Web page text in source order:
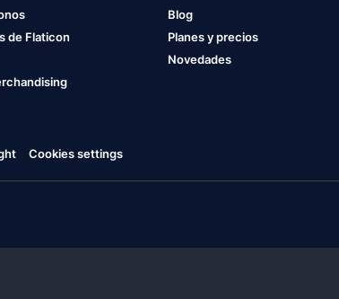
de Flaticon
Blog
Planes y precios
Novedades
Cookies settings